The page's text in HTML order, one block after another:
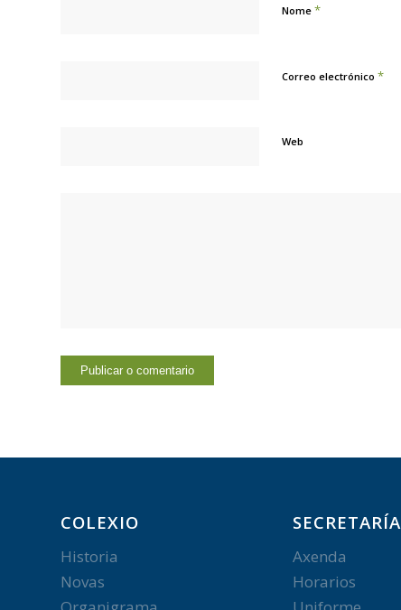
Nome *
Correo electrónico *
Web
COLEXIO
Historia
Novas
SECRETARÍA
Axenda
Horarios